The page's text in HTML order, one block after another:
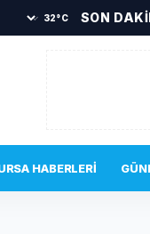
32°C SON
elleriyle besledi •
HABERLERI